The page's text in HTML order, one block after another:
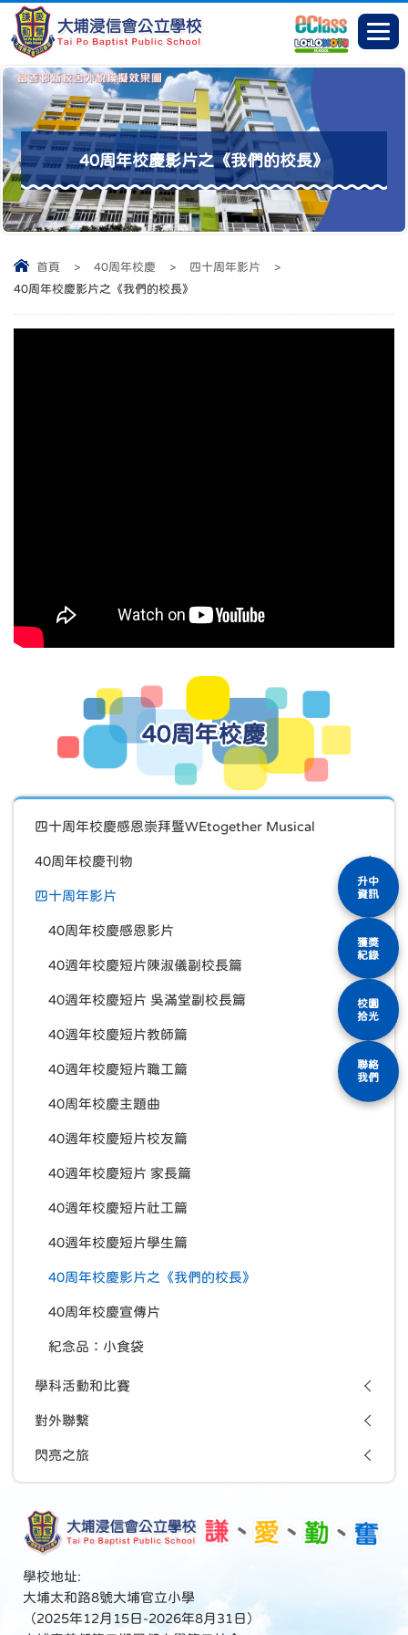
40周年校慶影片之《我們的校長》
首頁 > 40周年校慶 > 四十周年影片
>
40周年校慶影片之《我們的校長》
40周年校慶
四十周年校慶感恩崇拜暨WEtogether Musical
40周年校慶刊物
四十周年影片
40周年校慶感恩影片
40週年校慶短片陳淑儀副校長篇
40週年校慶短片 吳滿堂副校長篇
40週年校慶短片教師篇
40週年校慶短片職工篇
40周年校慶主題曲
40週年校慶短片校友篇
40週年校慶短片 家長篇
40週年校慶短片社工篇
40週年校慶短片學生篇
40周年校慶影片之《我們的校長》
40周年校慶宣傳片
紀念品：小食袋
學科活動和比賽
對外聯繫
閃亮之旅
學校地址:
大埔太和路8號大埔官立小學
（2025年12月15日-2026年8月31日）
升中
資訊
獲獎
紀錄
校園
拾光
聯絡
我們